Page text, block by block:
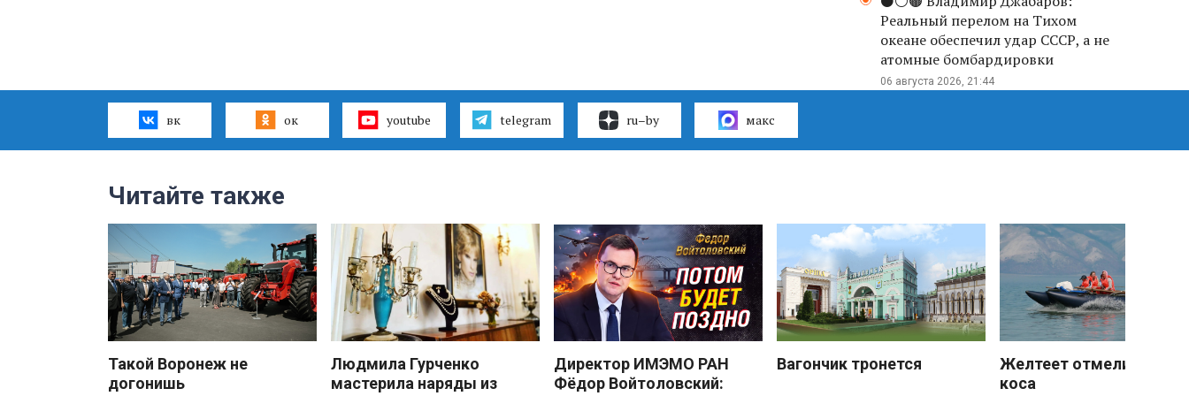
Реальный перелом на Тихом
океане обеспечил удар СССР, а не
атомные бомбардировки
06 августа 2026, 21:44
вк ок youtube telegram ru–by макс
Читайте также
Такой Воронеж не
догонишь
Людмила Гурченко
мастерила наряды из
Директор ИМЭМО РАН
Фёдор Войтоловский:
Вагончик тронется
Желтеет отмели
коса